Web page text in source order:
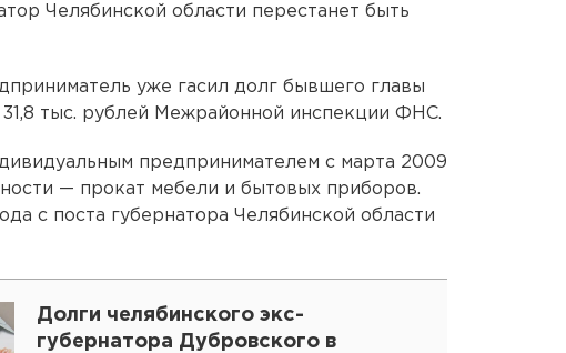
Челябинской области перестанет быть
уже гасил долг бывшего главы
31,8 тыс. рублей Межрайонной инспекции ФНС.
предпринимателем с марта 2009
— прокат мебели и бытовых приборов.
с поста губернатора Челябинской области
Долги челябинского экс-
губернатора Дубровского в